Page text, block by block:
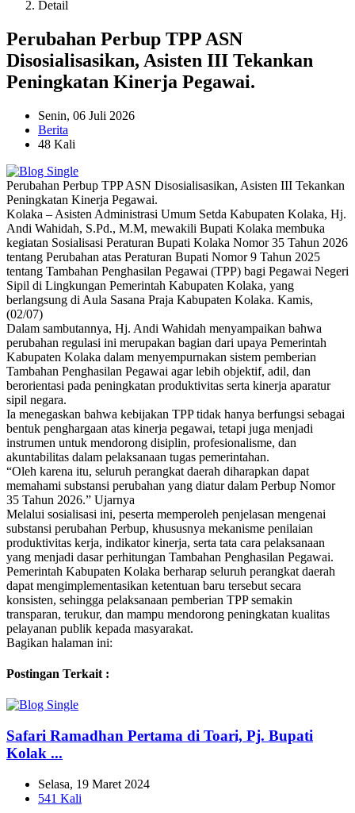
Detail
Perubahan Perbup TPP ASN
Disosialisasikan, Asisten III Tekankan
Peningkatan Kinerja Pegawai.
Senin, 06 Juli 2026
Berita
48 Kali
Perubahan Perbup TPP ASN Disosialisasikan, Asisten III Tekankan
Peningkatan Kinerja Pegawai.
Kolaka – Asisten Administrasi Umum Setda Kabupaten Kolaka, Hj.
Andi Wahidah, S.Pd., M.M, mewakili Bupati Kolaka membuka
kegiatan Sosialisasi Peraturan Bupati Kolaka Nomor 35 Tahun 2026
tentang Perubahan atas Peraturan Bupati Nomor 9 Tahun 2025
tentang Tambahan Penghasilan Pegawai (TPP) bagi Pegawai Negeri
Sipil di Lingkungan Pemerintah Kabupaten Kolaka, yang
berlangsung di Aula Sasana Praja Kabupaten Kolaka. Kamis,
(02/07)
Dalam sambutannya, Hj. Andi Wahidah menyampaikan bahwa
perubahan regulasi ini merupakan bagian dari upaya Pemerintah
Kabupaten Kolaka dalam menyempurnakan sistem pemberian
Tambahan Penghasilan Pegawai agar lebih objektif, adil, dan
berorientasi pada peningkatan produktivitas serta kinerja aparatur
sipil negara.
Ia menegaskan bahwa kebijakan TPP tidak hanya berfungsi sebagai
bentuk penghargaan atas kinerja pegawai, tetapi juga menjadi
instrumen untuk mendorong disiplin, profesionalisme, dan
akuntabilitas dalam pelaksanaan tugas pemerintahan.
“Oleh karena itu, seluruh perangkat daerah diharapkan dapat
memahami substansi perubahan yang diatur dalam Perbup Nomor
35 Tahun 2026.” Ujarnya
Melalui sosialisasi ini, peserta memperoleh penjelasan mengenai
substansi perubahan Perbup, khususnya mekanisme penilaian
produktivitas kerja, indikator kinerja, serta tata cara pelaksanaan
yang menjadi dasar perhitungan Tambahan Penghasilan Pegawai.
Pemerintah Kabupaten Kolaka berharap seluruh perangkat daerah
dapat mengimplementasikan ketentuan baru tersebut secara
konsisten, sehingga pelaksanaan pemberian TPP semakin
transparan, terukur, dan mampu mendorong peningkatan kualitas
pelayanan publik kepada masyarakat.
Bagikan halaman ini:
Postingan Terkait :
Safari Ramadhan Pertama di Toari, Pj. Bupati
Kolak ...
Selasa, 19 Maret 2024
541 Kali